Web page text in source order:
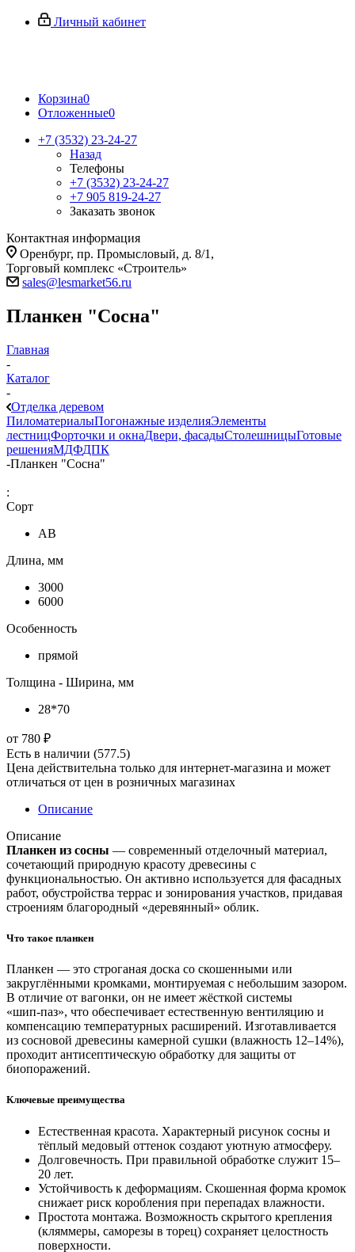
Личный кабинет
Корзина0
Отложенные0
+7 (3532) 23-24-27
Назад
Телефоны
+7 (3532) 23-24-27
+7 905 819-24-27
Заказать звонок
Контактная информация
Оренбург, пр. Промысловый, д. 8/1,
Торговый комплекс «Строитель»
sales@lesmarket56.ru
Планкен "Сосна"
Главная
-
Каталог
-
Отделка деревом
ПиломатериалыПогонажные изделияЭлементы
лестницФорточки и окнаДвери, фасадыСтолешницыГотовые
решенияМДФДПК
-Планкен "Сосна"
:
Сорт
АВ
Длина, мм
3000
6000
Особенность
прямой
Толщина - Ширина, мм
28*70
от 780 ₽
Есть в наличии (577.5)
Цена действительна только для интернет-магазина и может
отличаться от цен в розничных магазинах
Описание
Описание
Планкен из сосны — современный отделочный материал,
сочетающий природную красоту древесины с
функциональностью. Он активно используется для фасадных
работ, обустройства террас и зонирования участков, придавая
строениям благородный «деревянный» облик.
Что такое планкен
Планкен — это строганая доска со скошенными или
закруглёнными кромками, монтируемая с небольшим зазором.
В отличие от вагонки, он не имеет жёсткой системы
«шип‑паз», что обеспечивает естественную вентиляцию и
компенсацию температурных расширений. Изготавливается
из сосновой древесины камерной сушки (влажность 12–14%),
проходит антисептическую обработку для защиты от
биопоражений.
Ключевые преимущества
Естественная красота. Характерный рисунок сосны и
тёплый медовый оттенок создают уютную атмосферу.
Долговечность. При правильной обработке служит 15–
20 лет.
Устойчивость к деформациям. Скошенная форма кромок
снижает риск коробления при перепадах влажности.
Простота монтажа. Возможность скрытого крепления
(кляммеры, саморезы в торец) сохраняет целостность
поверхности.